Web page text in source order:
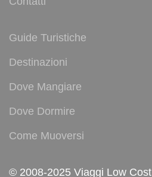
Guide Turistiche
Destinazioni
Dove Mangiare
Dove Dormire
Come Muoversi
© 2008-2025 Viaggi Low Cost